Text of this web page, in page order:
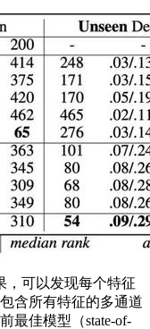
可以发现每个特征
含所有特征的多通道
最佳模型（state-of-